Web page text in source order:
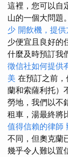
這裡，您可以自
山的一個大問題
少 開飲機，提
少便宜且良好的
什麼及時預訂我
徵信社如何提供
美 在預訂之前
蘭和索薩利托）
勞地，我們以不
租車，湯最終將
值得信賴的律師
不同，但奧克蘭
幾乎令人難以置